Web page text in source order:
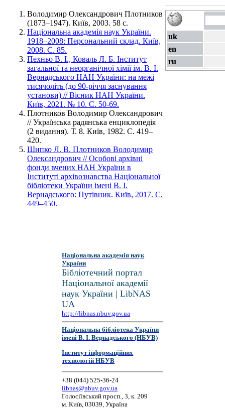
Володимир Олександрович Плотников
(1873–1947). Київ, 2003. 58 с.
Національна академія наук України.
1918–2008: Персональний склад. Київ,
2008. С. 85.
Пехньо В. І., Коваль Л. Б. Інститут
загальної та неорганічної хімії ім. В. І.
Вернадського НАН України: на межі
тисячоліть (до 90-річчя заснування
установи) // Вісник НАН України.
Київ, 2021. № 10. С. 50-69.
Плотников Володимир Олександрович
// Українська радянська енциклопедія
(2 видання). Т. 8. Київ, 1982. С. 419–
420.
Шипко Л. В. Плотников Володимир
Олександрович // Особові архівні
фонди вчених НАН України в
Інституті архівознавства Національної
бібліотеки України імені В. І.
Вернадського: Путівник. Київ, 2017. С.
449–450.
uk
en
ru
Національна академія наук
України
Бібліотечний портал
Національної академії
наук України | LibNAS
UA
http://libnas.nbuv.gov.ua
Національна бібліотека України
імені В. І. Вернадського (НБУВ)
Інститут інформаційних
технологій НБУВ
+38 (044) 525-36-24
libnas@nbuv.gov.ua
Голосіївський просп., 3, к. 209
м. Київ, 03039, Україна